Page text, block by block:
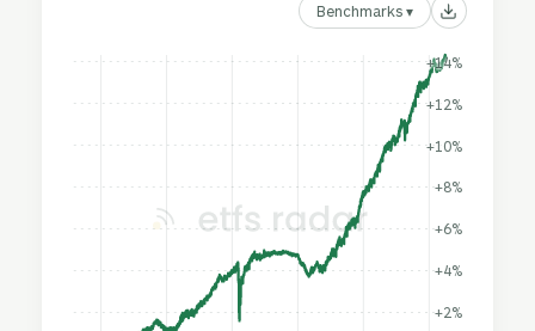
Benchmarks ▾
+2%
+4%
+6%
+8%
+10%
+12%
+14%